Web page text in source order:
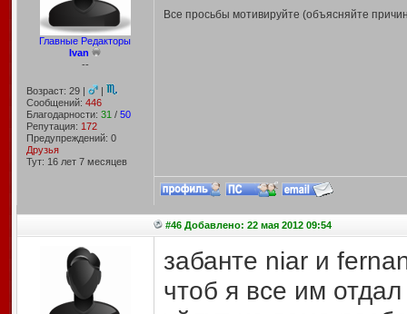
Главные Редакторы
Ivan
--
Возраст: 29 |
|
Сообщений: 446
Благодарности: 31 / 50
Репутация: 172
Предупреждений: 0
Друзья
Тут: 16 лет 7 месяцев
Все просьбы мотивируйте (объясняйте
#46 Добавлено: 22 мая 2012 09:54
забанте niar и
чтоб я все им